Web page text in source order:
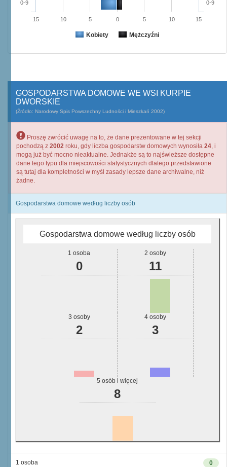
Kobiety Mężczyźni
0-9 0-9
15 10 5 0 5 10 15
GOSPODARSTWA DOMOWE WE WSI KURPIE
DWORSKIE
(Źródło: Narodowy Spis Powszechny Ludności i Mieszkań 2002)
Proszę zwrócić uwagę na to, że dane prezentowane w tej sekcji
pochodzą z 2002 roku, gdy liczba gospodarstw domowych wynosiła 24, i
mogą już być mocno nieaktualne. Jednakże są to najświeższe dostępne
dane tego typu dla miejscowości statystycznych dlatego przedstawione
są tutaj dla kompletności w myśl zasady lepsze dane archiwalne, niż
żadne.
Gospodarstwa domowe według liczby osób
Gospodarstwa domowe według liczby osób
1 osoba
0
2 osoby
11
3 osoby
2
4 osoby
3
5 osób i więcej
8
0
1 osoba